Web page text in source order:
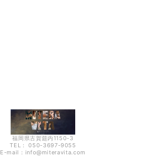
福岡県古賀筵内1150-3
TEL： 050-3697-9055
E-mail： info@miteravita.com